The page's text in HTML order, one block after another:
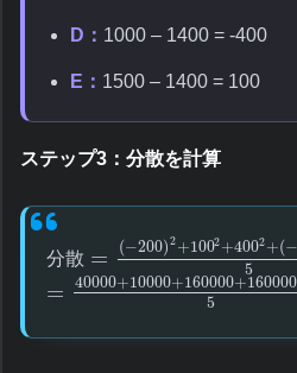
D： 1000 – 1400 = -400
E： 1500 – 1400 = 100
ステップ3：分散を計算
分散 = (−200)2+1002+4002+(−
5
= 40000+10000+160000+160000
5